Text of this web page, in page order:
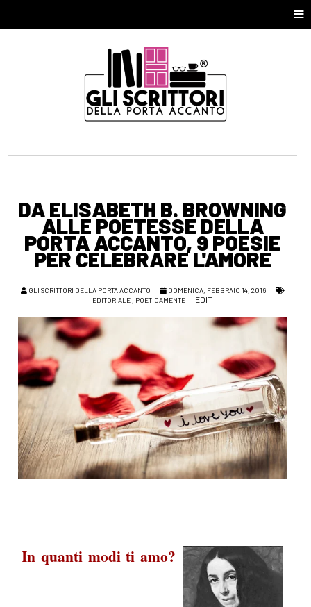
≡
DA ELISABETH B. BROWNING
ALLE POETESSE DELLA
PORTA ACCANTO, 9 POESIE
PER CELEBRARE L'AMORE
GLI SCRITTORI DELLA PORTA ACCANTO
DOMENICA, FEBBRAIO 14, 2016
EDITORIALE , POETICAMENTE EDIT
In quanti modi ti amo?